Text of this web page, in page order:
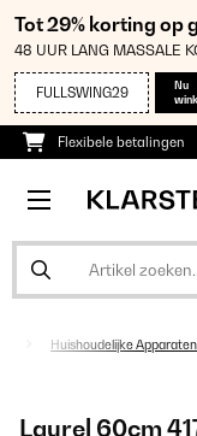
Tot 29% korting op
48 UUR LANG MASSALE
FULLSWING29
Nu
Flexibele betalingen
Huishoudelijke Apparaten
Laurel 60cm